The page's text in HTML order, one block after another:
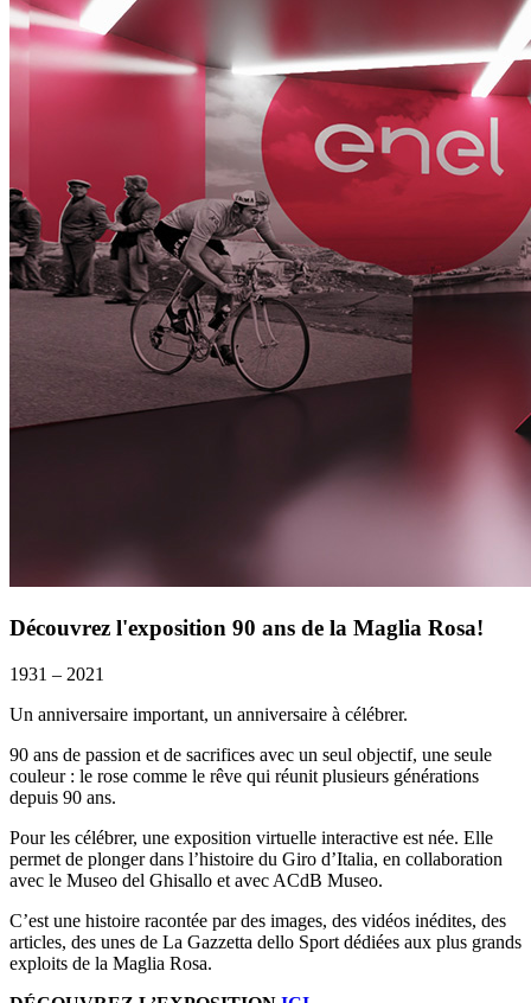
Découvrez l'exposition 90 ans de la Maglia Rosa!
1931 – 2021
Un anniversaire important, un anniversaire à célébrer.
90 ans de passion et de sacrifices avec un seul objectif, une seule
couleur : le rose comme le rêve qui réunit plusieurs générations
depuis 90 ans.
Pour les célébrer, une exposition virtuelle interactive est née. Elle
permet de plonger dans l’histoire du Giro d’Italia, en collaboration
avec le Museo del Ghisallo et avec ACdB Museo.
C’est une histoire racontée par des images, des vidéos inédites, des
articles, des unes de La Gazzetta dello Sport dédiées aux plus grands
exploits de la Maglia Rosa.